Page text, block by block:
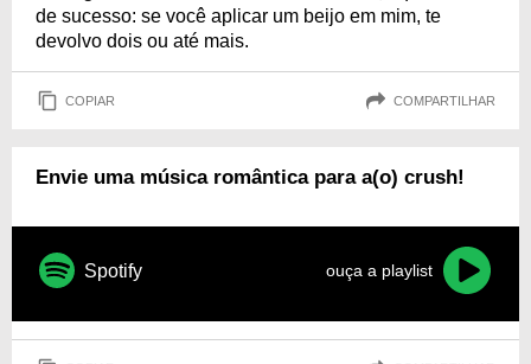
de sucesso: se você aplicar um beijo em mim, te
devolvo dois ou até mais.
COPIAR COMPARTILHAR
Envie uma música romântica para a(o) crush!
Spotify ouça a playlist